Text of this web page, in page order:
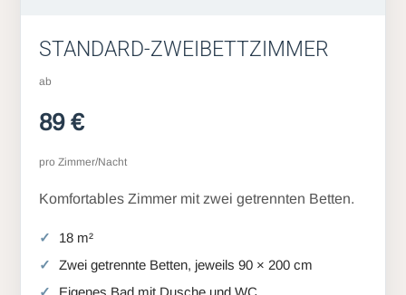
STANDARD-ZWEIBETTZIMMER
ab
89 €
pro Zimmer/Nacht
Komfortables Zimmer mit zwei getrennten Betten.
18 m²
Zwei getrennte Betten, jeweils 90 × 200 cm
Eigenes Bad mit Dusche und WC